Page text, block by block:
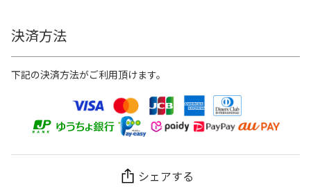
決済方法
下記の決済方法がご利用頂けます。
シェアする